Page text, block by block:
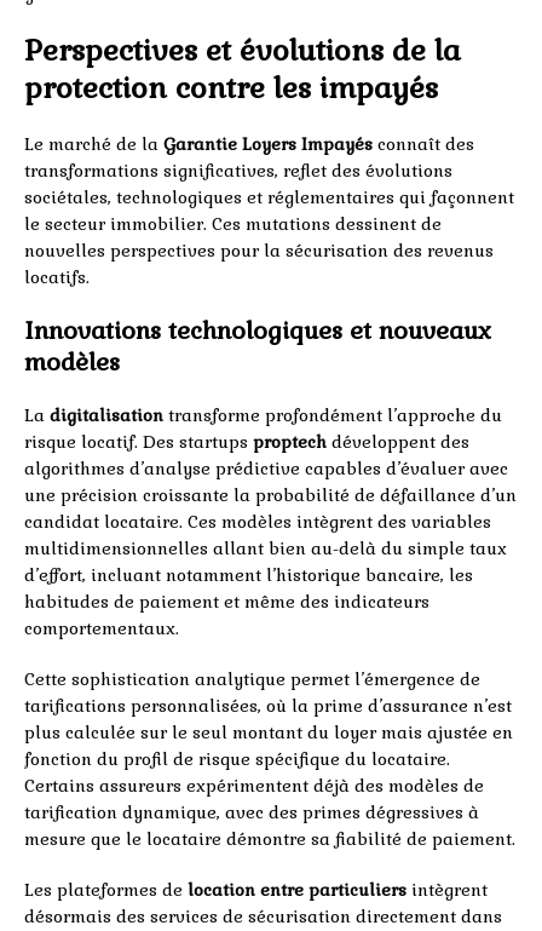
Perspectives et évolutions de la
protection contre les impayés
Le marché de la Garantie Loyers Impayés connaît des
transformations significatives, reflet des évolutions
sociétales, technologiques et réglementaires qui façonnent
le secteur immobilier. Ces mutations dessinent de
nouvelles perspectives pour la sécurisation des revenus
locatifs.
Innovations technologiques et nouveaux
modèles
La digitalisation transforme profondément l’approche du
risque locatif. Des startups proptech développent des
algorithmes d’analyse prédictive capables d’évaluer avec
une précision croissante la probabilité de défaillance d’un
candidat locataire. Ces modèles intègrent des variables
multidimensionnelles allant bien au-delà du simple taux
d’effort, incluant notamment l’historique bancaire, les
habitudes de paiement et même des indicateurs
comportementaux.
Cette sophistication analytique permet l’émergence de
tarifications personnalisées, où la prime d’assurance n’est
plus calculée sur le seul montant du loyer mais ajustée en
fonction du profil de risque spécifique du locataire.
Certains assureurs expérimentent déjà des modèles de
tarification dynamique, avec des primes dégressives à
mesure que le locataire démontre sa fiabilité de paiement.
Les plateformes de location entre particuliers intègrent
désormais des services de sécurisation directement dans